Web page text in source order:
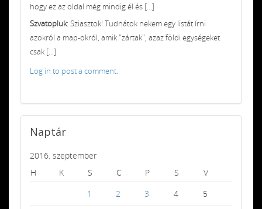
hogy ez az oldal még mindig él és [...]
Szvatopluk: Sziasztok! Tudnátok nekem egy listát írni
azokról a map-okról, amik "zártak", azaz földi egységeket
csak [...]
Log in to post a comment.
Naptár
2016. szeptember
H
K S C P S
V
1
2 3 4 5